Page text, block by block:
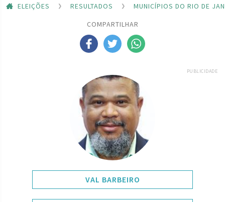
ELEIÇÕES RESULTADOS
MUNICÍPIOS DO RIO DE
COMPARTILHAR
PUBLICIDADE
VAL BARBEIRO